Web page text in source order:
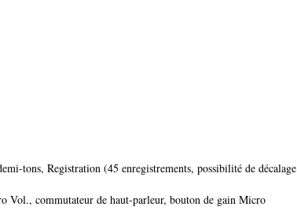
tons, Registration (45 enregistrements, possibilité de
Vol., commutateur de haut-parleur, bouton de gain Micro